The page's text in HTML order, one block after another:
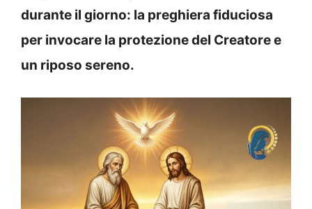
durante il giorno: la preghiera fiduciosa
per invocare la protezione del Creatore e
un riposo sereno.